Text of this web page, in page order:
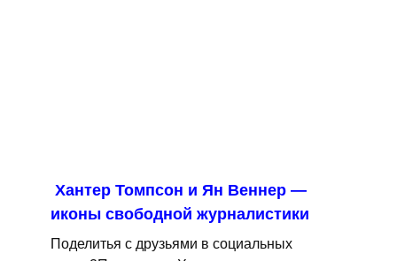
Хантер Томпсон и Ян Веннер —
иконы свободной журналистики
Поделитья с друзьями в социальных